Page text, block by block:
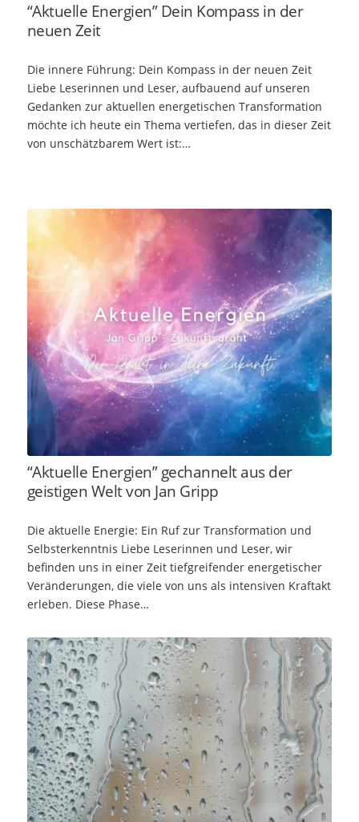
“Aktuelle Energien” Dein Kompass in der
neuen Zeit
Die innere Führung: Dein Kompass in der neuen Zeit
Liebe Leserinnen und Leser, aufbauend auf unseren
Gedanken zur aktuellen energetischen Transformation
möchte ich heute ein Thema vertiefen, das in dieser Zeit
von unschätzbarem Wert ist:…
“Aktuelle Energien” gechannelt aus der
geistigen Welt von Jan Gripp
Die aktuelle Energie: Ein Ruf zur Transformation und
Selbsterkenntnis Liebe Leserinnen und Leser, wir
befinden uns in einer Zeit tiefgreifender energetischer
Veränderungen, die viele von uns als intensiven Kraftakt
erleben. Diese Phase…